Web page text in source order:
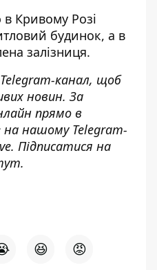
Кривому Розі
будинок, а в
залізниця.
Telegram-канал, щоб
новин. За
прямо в
на нашому Telegram-
. Підписатися на
.
😆 😡